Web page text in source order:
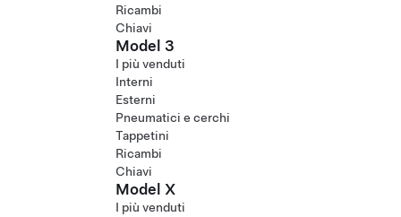
Ricambi
Chiavi
Model 3
I più venduti
Interni
Esterni
Pneumatici e cerchi
Tappetini
Ricambi
Chiavi
Model X
I più venduti